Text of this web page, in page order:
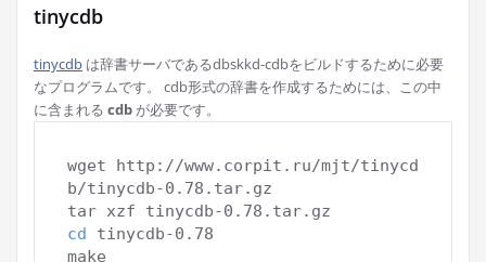
tinycdb
tinycdb は辞書サーバであるdbskkd-cdbをビルドするために必要
なプログラムです。 cdb形式の辞書を作成するためには、この中
に含まれる cdb が必要です。
wget http://www.corpit.ru/mjt/tinycd
b/tinycdb-0.78.tar.gz
cd tinycdb-0.78
make